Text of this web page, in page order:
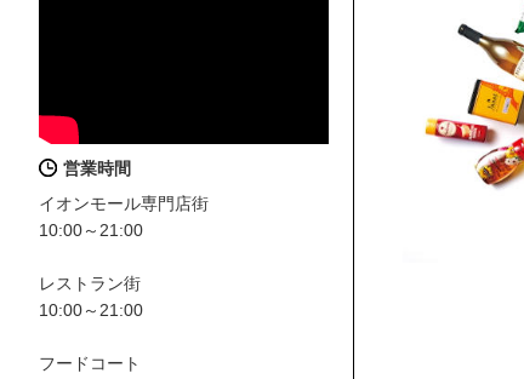
営業時間
イオンモール専門店街
10:00～21:00
レストラン街
10:00～21:00
フードコート